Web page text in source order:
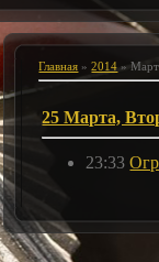
Главная »2014 » Март
25 Марта,
23:33